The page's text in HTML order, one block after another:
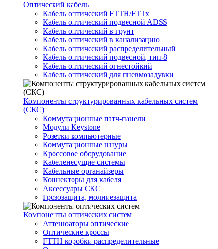
Оптический кабель
Кабель оптический FTTH/FTTx
Кабель оптический подвесной ADSS
Кабель оптический в грунт
Кабель оптический в канализацию
Кабель оптический распределительный
Кабель оптический подвесной, тип-8
Кабель оптический огнестойкий
Кабель оптический для пневмозадувки
Компоненты структурированных кабельных систем
(СКС)
Коммутационные патч-панели
Модули Keystone
Розетки компьютерные
Коммутационные шнуры
Кроссовое оборудование
Кабеленесущие системы
Кабельные органайзеры
Коннекторы для кабеля
Аксессуары СКС
Грозозащита, молниезащита
Компоненты оптических систем
Аттенюаторы оптические
Оптические кроссы
FTTH коробки распределительные